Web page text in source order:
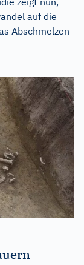
auf die
Abschmelzen